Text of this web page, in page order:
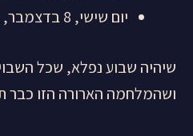
יום שישי, 8 בדצמבר, ירח נכנס למזל עקרב.
שיהיה שבוע נפלא, שכל
ושהמלחמה הארורה הזו כבר